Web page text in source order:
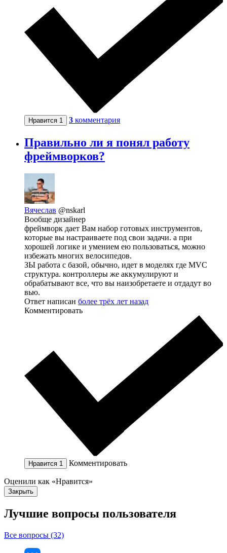
Нравится 1 3 комментария
Правильно ли я понял работу
фреймворков?
Вячеслав @nskarl
Вообще дизайнер
фреймворк дает Вам набор готовых инструментов,
которые вы настраиваете под свои задачи. а при
хорошей логике и умением ею пользоваться, можно
избежать многих велосипедов.
ЗЫ работа с базой, обычно, идет в моделях где MVC
структура. контроллеры же аккумулируют и
обрабатывают все, что вы наизобретаете и отдадут во
вью.
Ответ написан более трёх лет назад
Комментировать
Нравится 1 Комментировать
Оценили как «Нравится»
Закрыть
Лучшие вопросы пользователя
Все вопросы (32)